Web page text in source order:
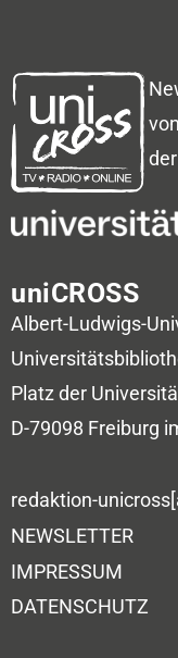
uniCROSS
Albert-Ludwigs-
Platz der
D-79098 Freiburg
redaktion-
NEWSLETTER
IMPRESSUM
DATENSCHUTZ